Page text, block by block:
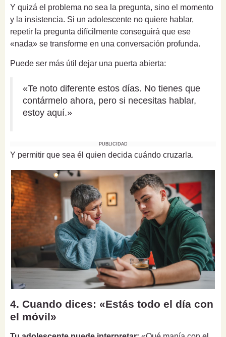
Y quizá el problema no sea la pregunta, sino el momento
y la insistencia. Si un adolescente no quiere hablar,
repetir la pregunta difícilmente conseguirá que ese
«nada» se transforme en una conversación profunda.
Puede ser más útil dejar una puerta abierta:
«Te noto diferente estos días. No tienes que
contármelo ahora, pero si necesitas hablar,
estoy aquí.»
PUBLICIDAD
Y permitir que sea él quien decida cuándo cruzarla.
4. Cuando dices: «Estás todo el día con
el móvil»